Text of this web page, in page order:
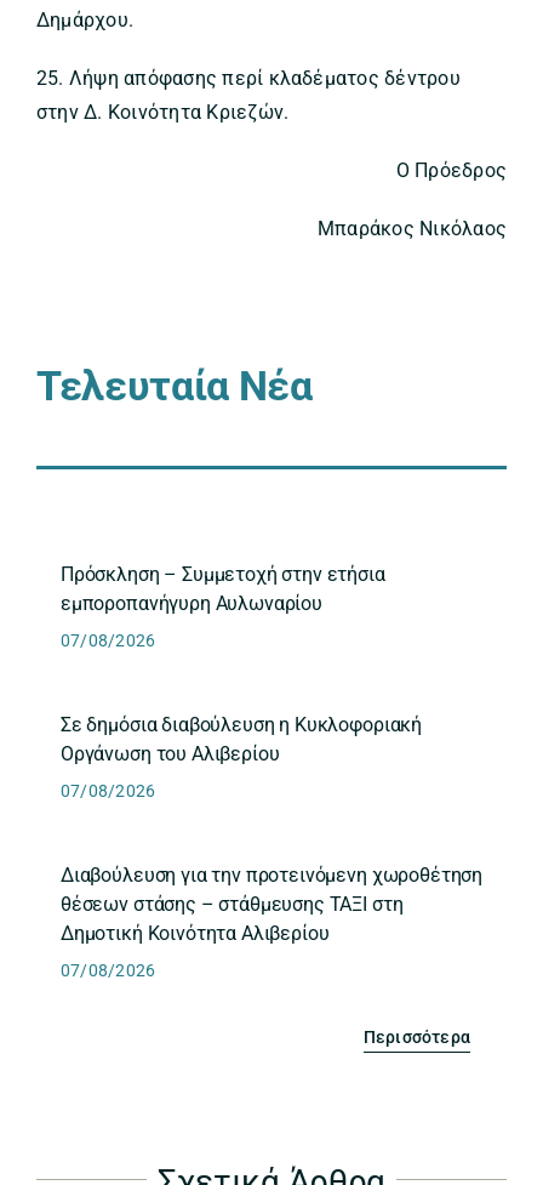
Δημάρχου.
25. Λήψη απόφασης περί κλαδέματος δέντρου
στην Δ. Κοινότητα Κριεζών.
Ο Πρόεδρος
Μπαράκος Νικόλαος
Τελευταία Νέα
Πρόσκληση – Συμμετοχή στην ετήσια
εμποροπανήγυρη Αυλωναρίου
07/08/2026
Σε δημόσια διαβούλευση η Κυκλοφοριακή
Οργάνωση του Αλιβερίου
07/08/2026
Διαβούλευση για την προτεινόμενη χωροθέτηση
θέσεων στάσης – στάθμευσης ΤΑΞΙ στη
Δημοτική Κοινότητα Αλιβερίου
07/08/2026
Περισσότερα